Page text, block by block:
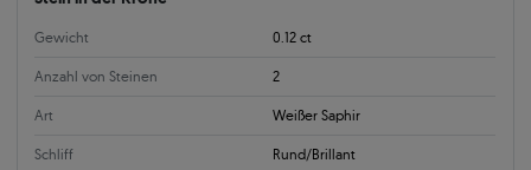
Gewicht 0.12 ct
Anzahl von Steinen 2
Art Weißer Saphir
Schliff Rund/Brillant